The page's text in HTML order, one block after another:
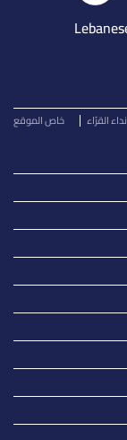
نداء القرّاء خاص الموقع